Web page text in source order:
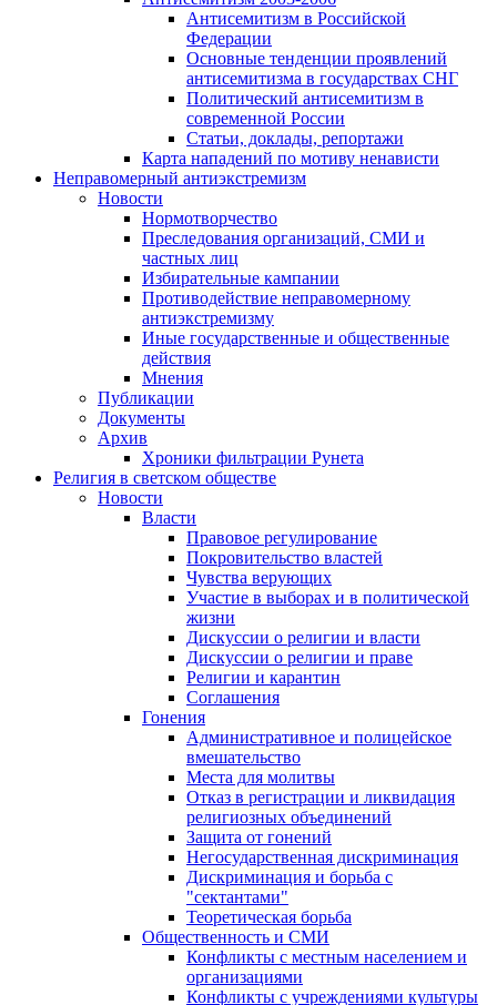
Антисемитизм в Российской
Федерации
Основные тенденции проявлений
антисемитизма в государствах СНГ
Политический антисемитизм в
современной России
Статьи, доклады, репортажи
Карта нападений по мотиву ненависти
Неправомерный антиэкстремизм
Новости
Нормотворчество
Преследования организаций, СМИ и
частных лиц
Избирательные кампании
Противодействие неправомерному
антиэкстремизму
Иные государственные и общественные
действия
Мнения
Публикации
Документы
Архив
Хроники фильтрации Рунета
Религия в светском обществе
Новости
Власти
Правовое регулирование
Покровительство властей
Чувства верующих
Участие в выборах и в политической
жизни
Дискуссии о религии и власти
Дискуссии о религии и праве
Религии и карантин
Соглашения
Гонения
Административное и полицейское
вмешательство
Места для молитвы
Отказ в регистрации и ликвидация
религиозных объединений
Защита от гонений
Негосударственная дискриминация
Дискриминация и борьба с
"сектантами"
Теоретическая борьба
Общественность и СМИ
Конфликты с местным населением и
организациями
Конфликты с учреждениями культуры